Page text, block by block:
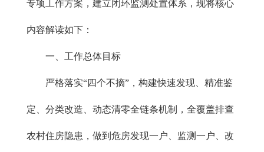
专项工作方案，建立闭环监测处置体系，现将核心
内容解读如下：
一、工作总体目标
严格落实“四个不摘”，构建快速发现、精准鉴
定、分类改造、动态清零全链条机制，全覆盖排查
农村住房隐患，做到危房发现一户、监测一户、改